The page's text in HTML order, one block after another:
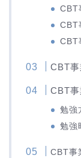
CBT
CBT
CBT
CBT
CBT
勉強
勉強
CBT事